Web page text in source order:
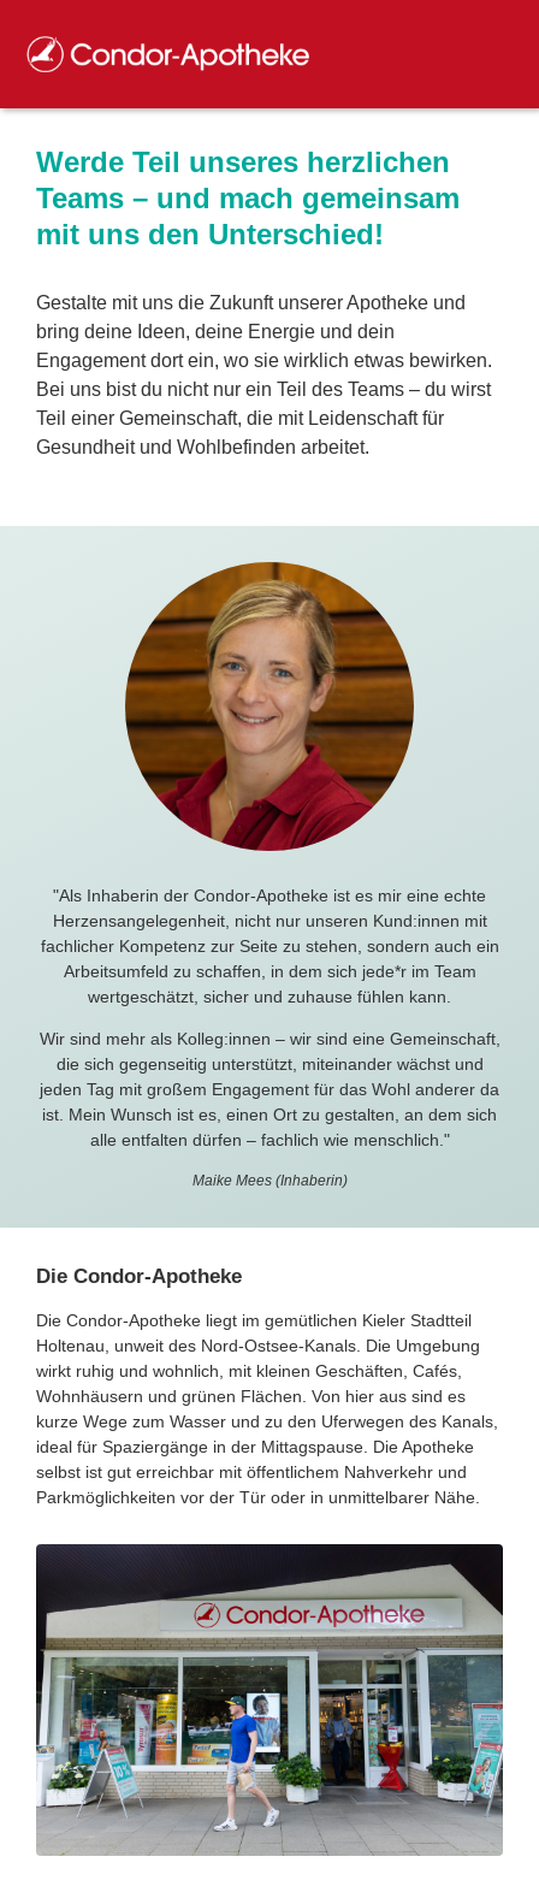
Werde Teil unseres herzlichen
Teams – und mach gemeinsam
mit uns den Unterschied!
Gestalte mit uns die Zukunft unserer Apotheke und
bring deine Ideen, deine Energie und dein
Engagement dort ein, wo sie wirklich etwas bewirken.
Bei uns bist du nicht nur ein Teil des Teams – du wirst
Teil einer Gemeinschaft, die mit Leidenschaft für
Gesundheit und Wohlbefinden arbeitet.
"Als Inhaberin der Condor-Apotheke ist es mir eine echte
Herzensangelegenheit, nicht nur unseren Kund:innen mit
fachlicher Kompetenz zur Seite zu stehen, sondern auch ein
Arbeitsumfeld zu schaffen, in dem sich jede*r im Team
wertgeschätzt, sicher und zuhause fühlen kann.
Wir sind mehr als Kolleg:innen – wir sind eine Gemeinschaft,
die sich gegenseitig unterstützt, miteinander wächst und
jeden Tag mit großem Engagement für das Wohl anderer da
ist. Mein Wunsch ist es, einen Ort zu gestalten, an dem sich
alle entfalten dürfen – fachlich wie menschlich."
Maike Mees (Inhaberin)
Die Condor-Apotheke
Die Condor-Apotheke liegt im gemütlichen Kieler Stadtteil
Holtenau, unweit des Nord-Ostsee-Kanals. Die Umgebung
wirkt ruhig und wohnlich, mit kleinen Geschäften, Cafés,
Wohnhäusern und grünen Flächen. Von hier aus sind es
kurze Wege zum Wasser und zu den Uferwegen des Kanals,
ideal für Spaziergänge in der Mittagspause. Die Apotheke
selbst ist gut erreichbar mit öffentlichem Nahverkehr und
Parkmöglichkeiten vor der Tür oder in unmittelbarer Nähe.